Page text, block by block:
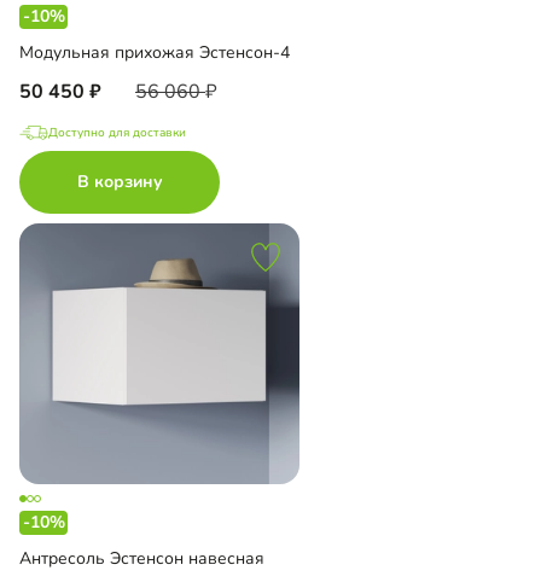
-10%
Модульная прихожая Эстенсон-4
50 450 56 060
Доступно для доставки
В корзину
-10%
Антресоль Эстенсон навесная